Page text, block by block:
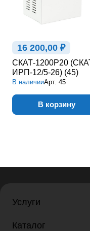
16 200,00 ₽
СКАТ-1200Р20
ИРП-12/5-26) (45)
В наличииАрт. 45
В корзину
Услуги
Каталог